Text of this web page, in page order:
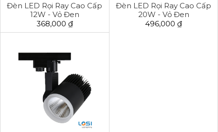
Đèn LED Rọi Ray Cao Cấp
12W - Vỏ Đen
368,000 ₫
Đèn LED Rọi Ray Cao Cấp
20W - Vỏ Đen
496,000 ₫